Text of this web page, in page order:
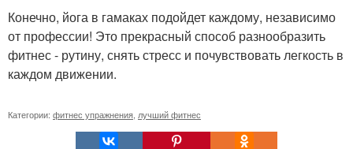
Конечно, йога в гамаках подойдет каждому, независимо
от профессии! Это прекрасный способ разнообразить
фитнес - рутину, снять стресс и почувствовать легкость в
каждом движении.
Категории: фитнес упражнения лучший фитнес